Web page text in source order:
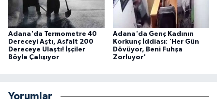
Adana'da Termometre 40
Dereceyi Aştı, Asfalt 200
Dereceye Ulaştı! İşçiler
Böyle Çalışıyor
Adana'da Genç Kadının
Korkunç İddiası: 'Her Gün
Dövüyor, Beni Fuhşa
Zorluyor'
Yorumlar